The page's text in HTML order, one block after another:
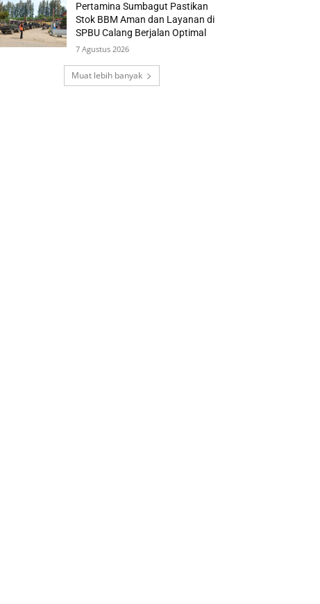
Pertamina Sumbagut Pastikan
Stok BBM Aman dan Layanan di
SPBU Calang Berjalan Optimal
7 Agustus 2026
Muat lebih banyak